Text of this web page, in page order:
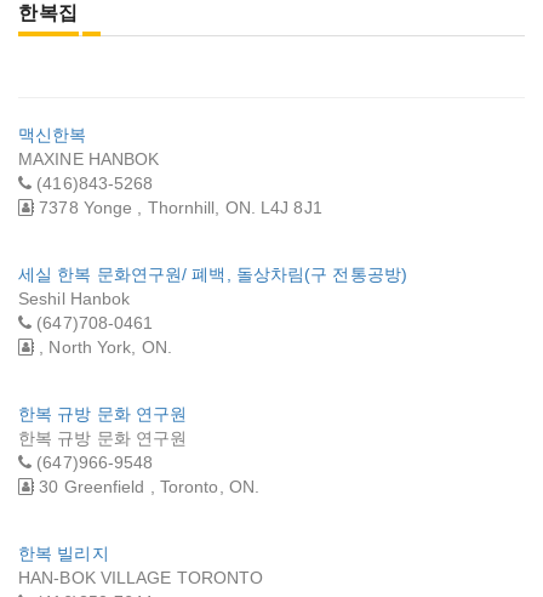
한복집
맥신한복
MAXINE HANBOK
(416)843-5268
7378 Yonge , Thornhill, ON. L4J 8J1
세실 한복 문화연구원/ 폐백, 돌상차림(구 전통공방)
Seshil Hanbok
(647)708-0461
, North York, ON.
한복 규방 문화 연구원
한복 규방 문화 연구원
(647)966-9548
30 Greenfield , Toronto, ON.
한복 빌리지
HAN-BOK VILLAGE TORONTO